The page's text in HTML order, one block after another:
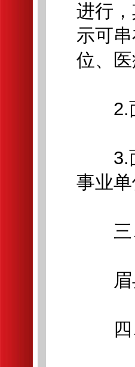
进行
示可
位、
2.面
3.面
事业
三
眉县
四